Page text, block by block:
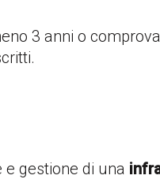
3 anni o
e gestione di una